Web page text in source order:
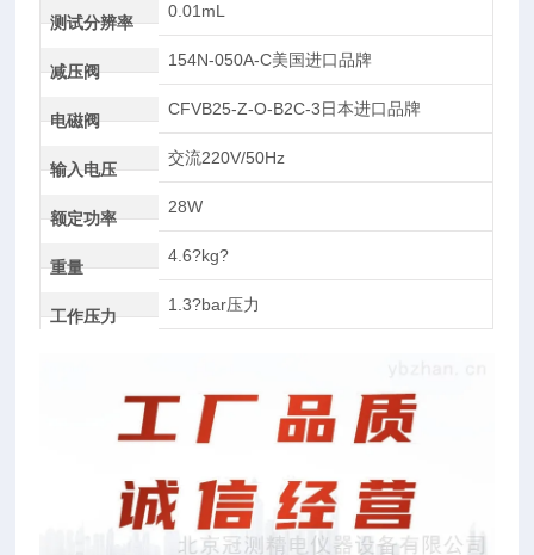
测试分辨率
0.01mL
减压阀
154N-050A-C美国进口品牌
电磁阀
CFVB25-Z-O-B2C-3日本进口品牌
输入电压
交流220V/50Hz
额定功率
28W
重量
4.6?kg?
工作压力
1.3?bar压力